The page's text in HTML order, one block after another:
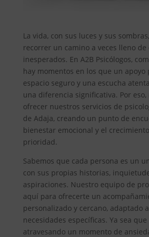
La vida, con sus luces y sus
recorrer un camino a veces lleno de
inesperados. En A2B Psicólogos,
hay momentos en los que un apoyo
espacio seguro y una escucha
una diferencia significativa. Por
ofrecer nuestros servicios de
de Adaja, creando un punto de
bienestar emocional y el
prioridad.
Sabemos que cada persona es un
con sus propias historias,
aspiraciones. Nuestro equipo de
aquí para ofrecerte un
personalizado y cercano, adaptado
necesidades específicas. Ya sea que
atravesando un momento de